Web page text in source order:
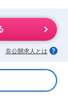
非公開求人とは